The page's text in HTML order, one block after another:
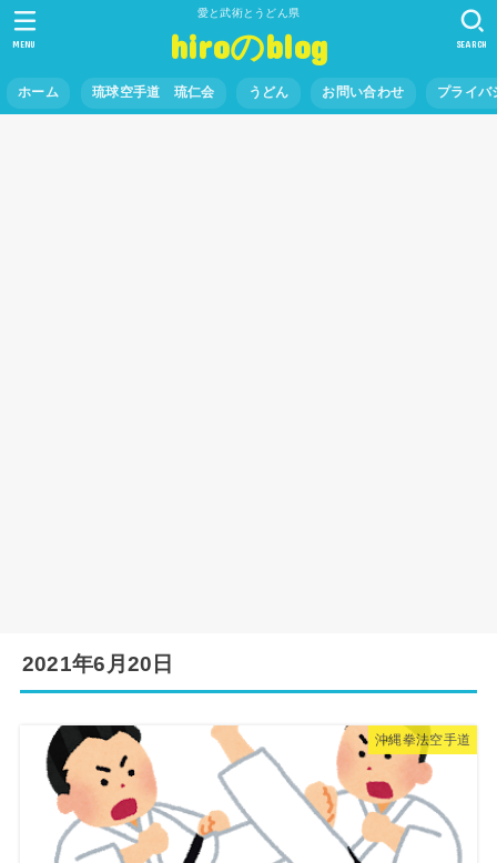
愛と武術とうどん県
hiroのblog
ホーム 琉球空手道 琉仁会 うどん お問い合わせ プライバ
SEARCH
MENU
2021年6月20日
沖縄拳法空手道